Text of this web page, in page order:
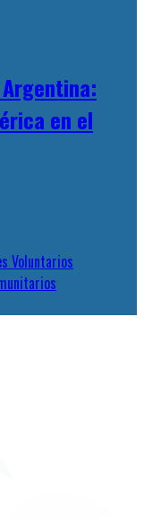
en el
Voluntarios